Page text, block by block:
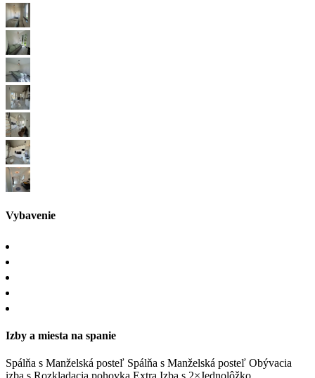
Vybavenie
Izby a miesta na spanie
Spálňa s Manželská posteľ Spálňa s Manželská posteľ Obývacia